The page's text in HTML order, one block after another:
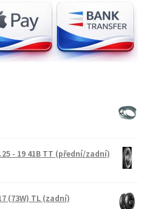
- 19 41B TT (přední/zadní)
(73W) TL (zadní)